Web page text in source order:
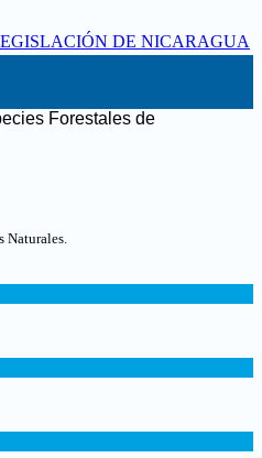
DE NICARAGUA
Forestales de
Naturales.